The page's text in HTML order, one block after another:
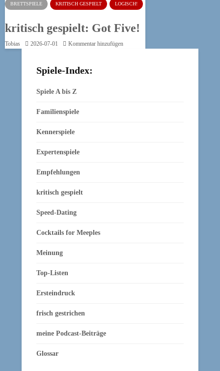
BRETTSPIELE KRITISCH GESPIELT LOGISCH!
kritisch gespielt: Got Five!
Tobias 2026-07-01 Kommentar hinzufügen
Spiele-Index:
Spiele A bis Z
Familienspiele
Kennerspiele
Expertenspiele
Empfehlungen
kritisch gespielt
Speed-Dating
Cocktails for Meeples
Meinung
Top-Listen
Ersteindruck
frisch gestrichen
meine Podcast-Beiträge
Glossar